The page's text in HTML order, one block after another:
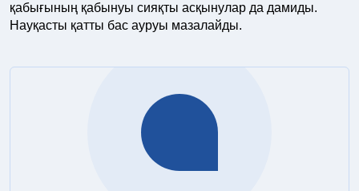
қабығының қабынуы сияқты асқынулар да дамиды.
Науқасты қатты бас ауруы мазалайды.